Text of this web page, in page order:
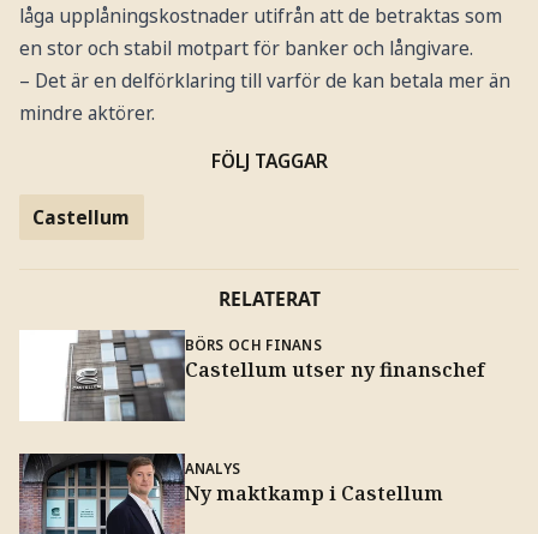
låga upplåningskostnader utifrån att de betraktas som
en stor och stabil motpart för banker och långivare.
– Det är en delförklaring till varför de kan betala mer än
mindre aktörer.
FÖLJ TAGGAR
Castellum
RELATERAT
BÖRS OCH FINANS
Castellum utser ny finanschef
ANALYS
Ny maktkamp i Castellum